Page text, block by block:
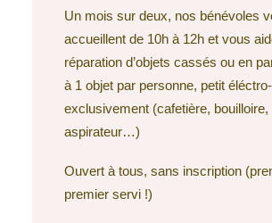
Un mois sur deux, nos bénévoles
accueillent de 10h à 12h et vous
réparation d’objets cassés ou en
à 1 objet par personne, petit
exclusivement (cafetière, bouilloire,
aspirateur…)
Ouvert à tous, sans inscription
premier servi !)